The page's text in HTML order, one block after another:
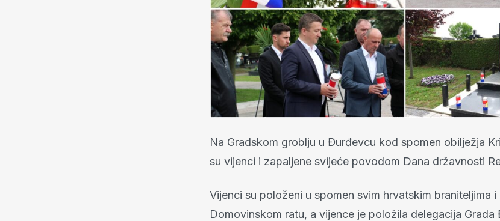
Na Gradskom groblju u Đurđevcu kod spomen obilježja
su vijenci i zapaljene svijeće povodom Dana državnosti
Vijenci su položeni u spomen svim hrvatskim braniteljima
Domovinskom ratu, a vijence je položila delegacija Grada